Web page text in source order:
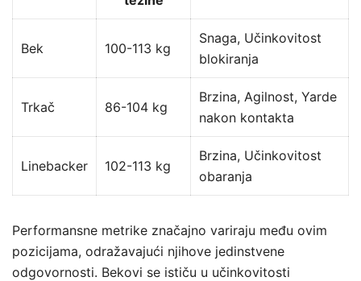
Bek 100-113 kg
Snaga, Učinkovitost
blokiranja
Trkač 86-104 kg
Brzina, Agilnost, Yarde
nakon kontakta
Linebacker 102-113 kg
Brzina, Učinkovitost
obaranja
Performansne metrike značajno variraju među ovim
pozicijama, odražavajući njihove jedinstvene
odgovornosti. Bekovi se ističu u učinkovitosti